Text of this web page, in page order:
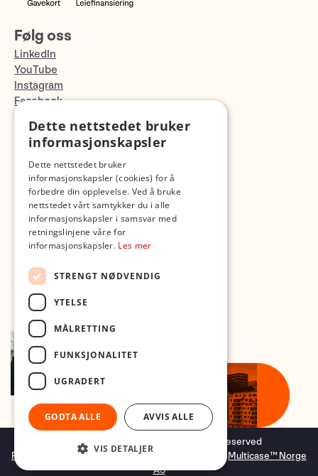
Følg oss
LinkedIn
YouTube
Instagram
Facebook
TikTok
Fotopodden
Med forbehold om skrive- og lagerfeil
Copyright © 2026 Foto.no - All rights reserved
Forretningssystem og nettbutikkløsning levert avMulticase™ Norge
AS
Dette nettstedet bruker
informasjonskapsler
Dette nettstedet bruker
informasjonskapsler (cookies) for å
forbedre din opplevelse. Ved å bruke
nettstedet vårt samtykker du i alle
informasjonskapsler i samsvar med
retningslinjene våre for
informasjonskapsler. Les mer
STRENGT NØDVENDIG
YTELSE
MÅLRETTING
FUNKSJONALITET
UGRADERT
GODTA ALLE AVVIS ALLE
VIS DETALJER